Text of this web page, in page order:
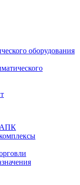
оборудования
АПК